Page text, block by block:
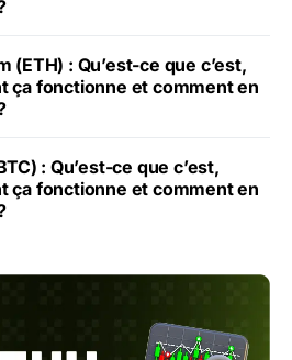
(ETH) : Qu’est-ce que c’est,
ça fonctionne et comment en
: Qu’est-ce que c’est,
ça fonctionne et comment en